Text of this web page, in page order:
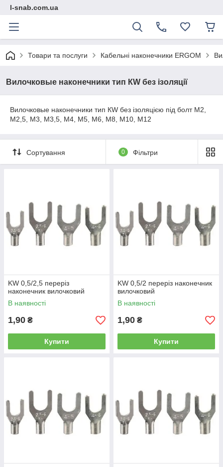
l-snab.com.ua
Товари та послуги Кабельні наконечники ERGOM
Вилочковые наконечники тип КW без ізоляції
Вилочковые наконечники тип КW без ізоляцією під болт М2,
М2,5, М3, М3,5, М4, М5, М6, М8, М10, М12
Сортування 0 Фільтри
KW 0,5/2,5 переріз
наконечник вилочковий
В наявності
1,90 ₴
Купити
KW 0,5/2 переріз наконечник
вилочковий
В наявності
1,90 ₴
Купити